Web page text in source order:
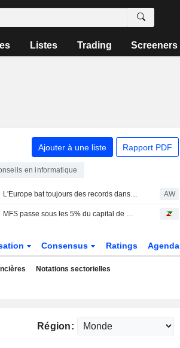
Listes Trading Screeners
Ajouter à une liste Rapport PDF
en informatique
L'Europe bat toujours des records dans l'espoir d'un accord AW
MFS passe sous les 5% du capital de Capgemini
Consensus Ratings Agenda
Notations sectorielles
Région: